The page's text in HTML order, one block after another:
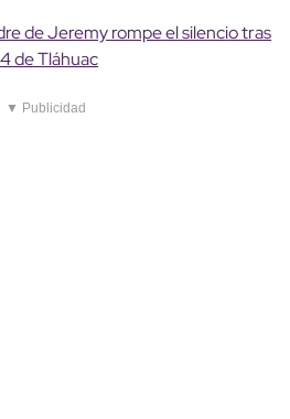
de Jeremy rompe el silencio tras
de Tláhuac
▼ Publicidad